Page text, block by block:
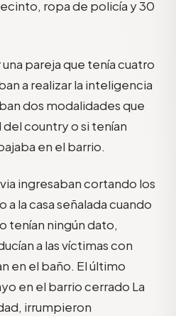
ropa de policía y 30
pareja que tenía cuatro
a realizar la inteligencia
dos modalidades que
country o si tenían
en el barrio.
ingresaban cortando los
la casa señalada cuando
tenían ningún dato,
a las víctimas con
en el baño. El último
en el barrio cerrado La
irrumpieron